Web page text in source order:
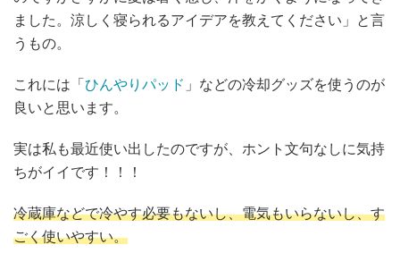
ました。涼しく寝られるアイデアを教えてください」と言
うもの。
これには「 ひんやりパッド 」などの冷却グッズを使うのが
良いと思います。
実は私も最近使い出したのですが、ホント文句なしに気持
ちがイイです！！！
冷蔵庫などで冷やす必要もないし、電気もいらないし、す
ごく使いやすい。